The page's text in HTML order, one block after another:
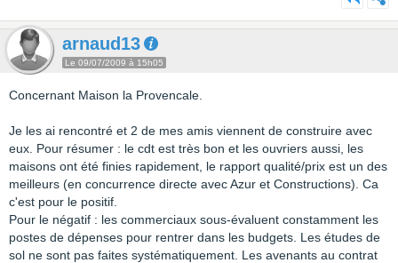
arnaud13
Le 09/07/2009 à 15h05
Concernant Maison la Provencale.
Je les ai rencontré et 2 de mes amis viennent de construire avec
eux. Pour résumer : le cdt est très bon et les ouvriers aussi, les
maisons ont été finies rapidement, le rapport qualité/prix est un des
meilleurs (en concurrence directe avec Azur et Constructions). Ca
c'est pour le positif.
Pour le négatif : les commerciaux sous-évaluent constamment les
postes de dépenses pour rentrer dans les budgets. Les études de
sol ne sont pas faites systématiquement. Les avenants au contrat